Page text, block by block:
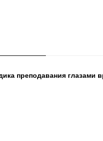
преподавания глазами